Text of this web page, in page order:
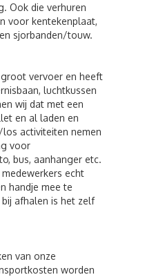
Ook die verhuren
voor kentekenplaat,
sjorbanden/touw.
vervoer en heeft
luchtkussen
wij dat met een
en al laden en
activiteiten nemen
voor
bus, aanhanger etc.
echt
handje mee te
afhalen is het zelf
van onze
worden